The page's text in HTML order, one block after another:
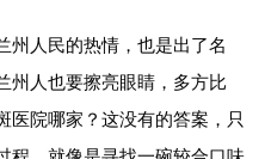
州人民的热情，也是出了名
州人也要擦亮眼睛，多方比
医院哪家？这没有的答案，只